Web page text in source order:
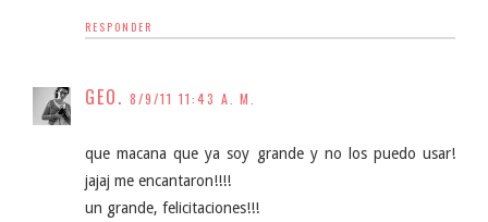
RESPONDER
GEO. 8/9/11 11:43 A. M.
que macana que ya soy grande y no los puedo usar!
jajaj me encantaron!!!!
un grande, felicitaciones!!!